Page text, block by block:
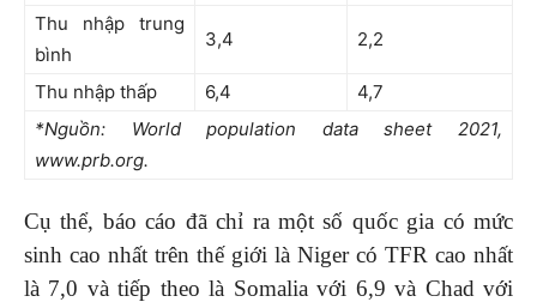
Thu nhập trung
bình
3,4 2,2
Thu nhập thấp 6,4
4,7
*Nguồn: World population data sheet 2021,
www.prb.org.
Cụ thể, báo cáo đã chỉ ra một số quốc gia có mức
sinh cao nhất trên thế giới là Niger có TFR cao nhất
là 7,0 và tiếp theo là Somalia với 6,9 và Chad với